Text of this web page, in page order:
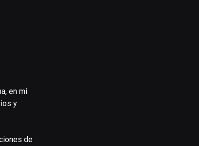
en mi
y
de